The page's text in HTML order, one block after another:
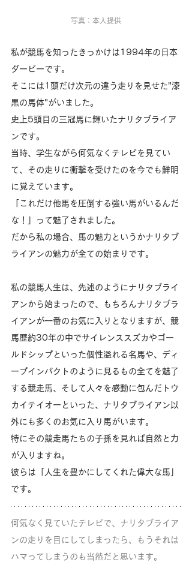
写真：本人提供
私が競馬を知ったきっかけは1994年の日本
ダービーです。
そこには1頭だけ次元の違う走りを見せた"漆
黒の馬体"がいました。
史上5頭目の三冠馬に輝いたナリタブライア
ンです。
当時、学生ながら何気なくテレビを見てい
て、その走りに衝撃を受けたのを今でも鮮明
に覚えています。
「これだけ他馬を圧倒する強い馬がいるんだ
な！」って魅了されました。
だから私の場合、馬の魅力というかナリタブ
ライアンの魅力が全ての始まりです。
私の競馬人生は、先述のようにナリタブライ
アンから始まったので、もちろんナリタブラ
イアンが一番のお気に入りとなりますが、競
馬歴約30年の中でサイレンススズカやゴー
ルドシップといった個性溢れる名馬や、ディ
ープインパクトのように見るもの全てを魅了
する競走馬、そして人々を感動に包んだトウ
カイテイオーといった、ナリタブライアン以
外にも多くのお気に入り馬がいます。
特にその競走馬たちの子孫を見れば自然と力
が入りますね。
彼らは「人生を豊かにしてくれた偉大な馬」
です。
何気なく見ていたテレビで、ナリタブライア
ンの走りを目にしてしまったら、もうそれは
ハマってしまうのも当然だと思います。